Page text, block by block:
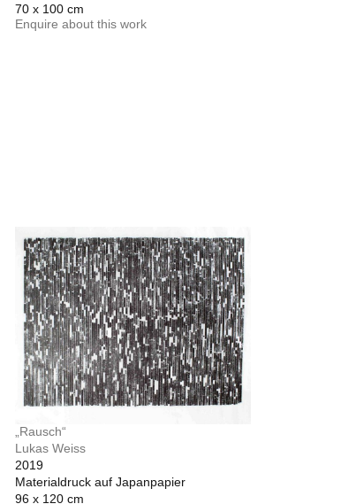
70 x 100 cm
Enquire about this work
„Rausch“
Lukas Weiss
2019
Materialdruck auf Japanpapier
96 x 120 cm